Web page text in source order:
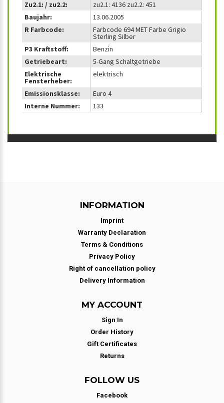
Zu2.1: / zu2.2:
zu2.1: 4136 zu2.2: 451
Baujahr:
13.06.2005
R Farbcode:
Farbcode 694 MET Farbe Grigio
Sterling Silber
P3 Kraftstoff:
Benzin
Getriebeart:
5-Gang Schaltgetriebe
Elektrische
Fensterheber:
elektrisch
Emissionsklasse:
Euro 4
Interne Nummer:
133
INFORMATION
Imprint
Warranty Declaration
Terms & Conditions
Privacy Policy
Right of cancellation policy
Delivery Information
MY ACCOUNT
Sign In
Order History
Gift Certificates
Returns
FOLLOW US
Facebook